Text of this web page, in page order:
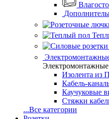
Изолента из
Кабель-
Каучуковые
Стяжки
...Все категории